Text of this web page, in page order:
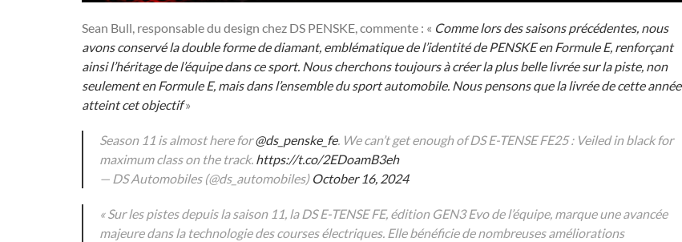
Sean Bull, responsable du design chez DS PENSKE, commente : « Comme lors des saisons précédentes, nous
avons conservé la double forme de diamant, emblématique de l’identité de PENSKE en Formule E, renforçant
ainsi l’héritage de l’équipe dans ce sport. Nous cherchons toujours à créer la plus belle livrée sur la piste, non
seulement en Formule E, mais dans l’ensemble du sport automobile. Nous pensons que la livrée de cette année
atteint cet objectif»
Season 11 is almost here for@ds_penske_fe. We can’t get enough of DS E-TENSE FE25 : Veiled in black for
maximum class on the track. https://t.co/2EDoamB3eh
— DS Automobiles (@ds_automobiles) October 16, 2024
« Sur les pistes depuis la saison 11, la DS E-TENSE FE, édition GEN3 Evo de l’équipe, marque une avancée
majeure dans la technologie des courses électriques. Elle bénéficie de nombreuses améliorations